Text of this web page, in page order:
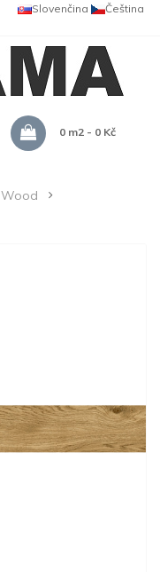
Čeština
Slovenčina
0 m2 - 0 Kč
Wood